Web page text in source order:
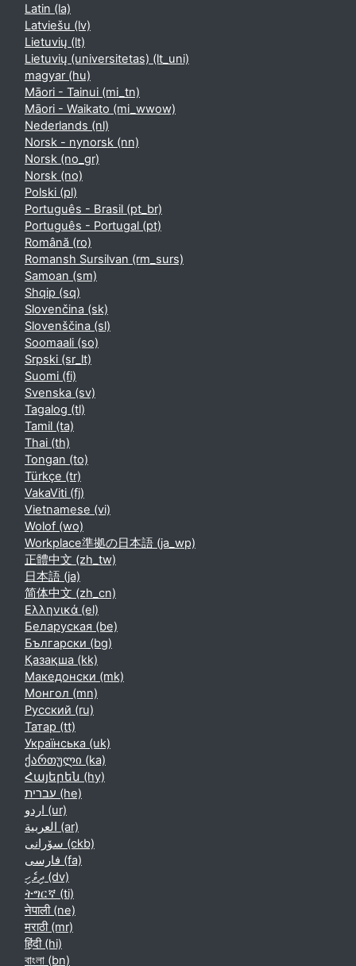
Latin ‎(la)‎
Latviešu ‎(lv)‎
Lietuvių ‎(lt)‎
Lietuvių (universitetas) ‎(lt_uni)‎
magyar ‎(hu)‎
Māori - Tainui ‎(mi_tn)‎
Māori - Waikato ‎(mi_wwow)‎
Nederlands ‎(nl)‎
Norsk - nynorsk ‎(nn)‎
Norsk ‎(no_gr)‎
Norsk ‎(no)‎
Polski ‎(pl)‎
Português - Brasil ‎(pt_br)‎
Português - Portugal ‎(pt)‎
Română ‎(ro)‎
Romansh Sursilvan ‎(rm_surs)‎
Samoan ‎(sm)‎
Shqip ‎(sq)‎
Slovenčina ‎(sk)‎
Slovenščina ‎(sl)‎
Soomaali ‎(so)‎
Srpski ‎(sr_lt)‎
Suomi ‎(fi)‎
Svenska ‎(sv)‎
Tagalog ‎(tl)‎
Tamil ‎(ta)‎
Thai ‎(th)‎
Tongan ‎(to)‎
Türkçe ‎(tr)‎
VakaViti ‎(fj)‎
Vietnamese ‎(vi)‎
Wolof ‎(wo)‎
Workplace準拠の日本語 ‎(ja_wp)‎
正體中文 ‎(zh_tw)‎
日本語 ‎(ja)‎
简体中文 ‎(zh_cn)‎
Ελληνικά ‎(el)‎
Беларуская ‎(be)‎
Български ‎(bg)‎
Қазақша ‎(kk)‎
Македонски ‎(mk)‎
Монгол ‎(mn)‎
Русский ‎(ru)‎
Татар ‎(tt)‎
Українська ‎(uk)‎
ქართული ‎(ka)‎
Հայերեն ‎(hy)‎
עברית ‎(he)‎
اردو ‎(ur)‎
العربية ‎(ar)‎
سۆرانی ‎(ckb)‎
فارسی ‎(fa)‎
ދިވެހި ‎(dv)‎
ትግርኛ ‎(ti)‎
नेपाली ‎(ne)‎
मराठी ‎(mr)‎
हिंदी ‎(hi)‎
বাংলা ‎(bn)‎